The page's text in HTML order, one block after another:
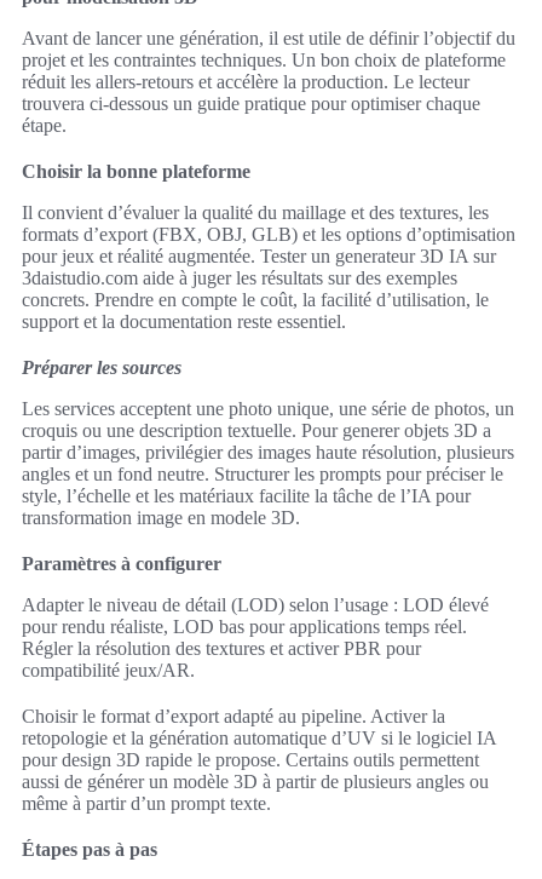
Avant de lancer une génération, il est utile de définir l’objectif du
projet et les contraintes techniques. Un bon choix de plateforme
réduit les allers-retours et accélère la production. Le lecteur
trouvera ci-dessous un guide pratique pour optimiser chaque
étape.
Choisir la bonne plateforme
Il convient d’évaluer la qualité du maillage et des textures, les
formats d’export (FBX, OBJ, GLB) et les options d’optimisation
pour jeux et réalité augmentée. Tester un generateur 3D IA sur
3daistudio.com aide à juger les résultats sur des exemples
concrets. Prendre en compte le coût, la facilité d’utilisation, le
support et la documentation reste essentiel.
Préparer les sources
Les services acceptent une photo unique, une série de photos, un
croquis ou une description textuelle. Pour generer objets 3D a
partir d’images, privilégier des images haute résolution, plusieurs
angles et un fond neutre. Structurer les prompts pour préciser le
style, l’échelle et les matériaux facilite la tâche de l’IA pour
transformation image en modele 3D.
Paramètres à configurer
Adapter le niveau de détail (LOD) selon l’usage : LOD élevé
pour rendu réaliste, LOD bas pour applications temps réel.
Régler la résolution des textures et activer PBR pour
compatibilité jeux/AR.
Choisir le format d’export adapté au pipeline. Activer la
retopologie et la génération automatique d’UV si le logiciel IA
pour design 3D rapide le propose. Certains outils permettent
aussi de générer un modèle 3D à partir de plusieurs angles ou
même à partir d’un prompt texte.
Étapes pas à pas